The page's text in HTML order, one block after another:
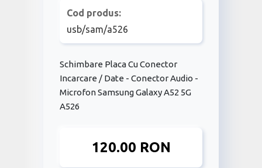
Cod produs:
usb/sam/a526
Schimbare Placa Cu Conector
Incarcare / Date - Conector Audio -
Microfon Samsung Galaxy A52 5G
A526
120.00 RON